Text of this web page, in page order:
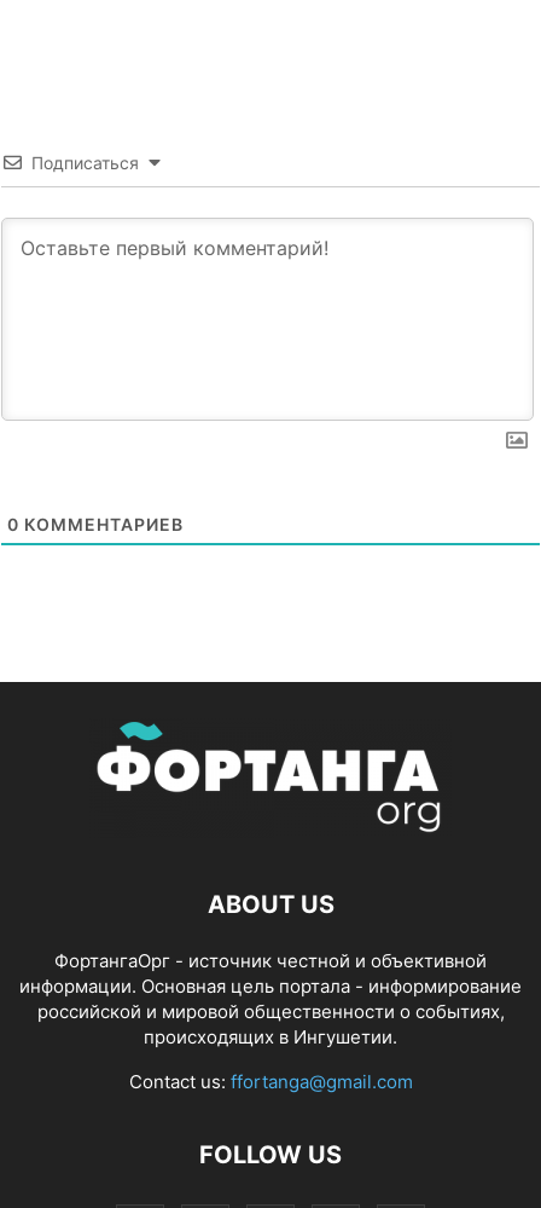
Подписаться
0 КОММЕНТАРИЕВ
ABOUT US
ФортангаОрг - источник честной и объективной
информации. Основная цель портала - информирование
российской и мировой общественности о событиях,
происходящих в Ингушетии.
Contact us: ffortanga@gmail.com
FOLLOW US